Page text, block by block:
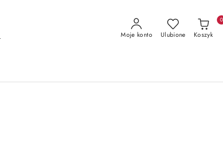
Moje konto Ulubione Koszyk
0